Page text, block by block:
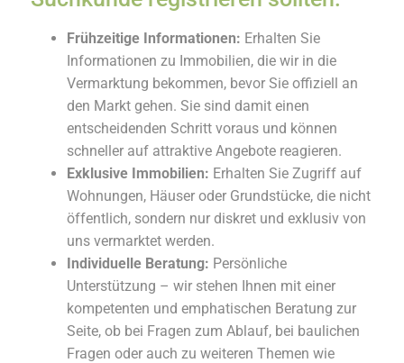
Frühzeitige Informationen: Erhalten Sie
Informationen zu Immobilien, die wir in die
Vermarktung bekommen, bevor Sie offiziell an
den Markt gehen. Sie sind damit einen
entscheidenden Schritt voraus und können
schneller auf attraktive Angebote reagieren.
Exklusive Immobilien: Erhalten Sie Zugriff auf
Wohnungen, Häuser oder Grundstücke, die nicht
öffentlich, sondern nur diskret und exklusiv von
uns vermarktet werden.
Individuelle Beratung: Persönliche
Unterstützung – wir stehen Ihnen mit einer
kompetenten und emphatischen Beratung zur
Seite, ob bei Fragen zum Ablauf, bei baulichen
Fragen oder auch zu weiteren Themen wie